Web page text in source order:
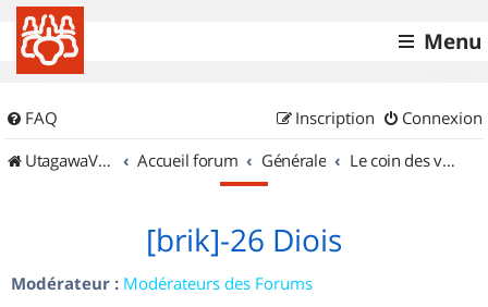
Menu
FAQ Connexion
Inscription
UtagawaVTT (Randos VTT et VTTAE avec traces GPS)
Accueil forum Générale Le coin des vidéastes
[brik]-26 Diois
Modérateur : Modérateurs des Forums